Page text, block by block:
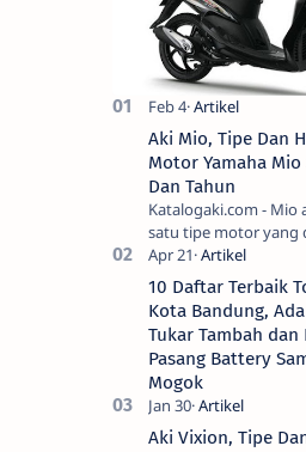
Aki Mio, Tipe Dan
Motor Yamaha Mio
Dan Tahun
Katalogaki.com - Mio adalah salah
satu tipe motor yang
dipasarkan oleh
10 Daftar Terbaik
Kota Bandung, Ada
Tukar Tambah dan
Pasang Battery
Mogok
Aki Vixion, Tipe